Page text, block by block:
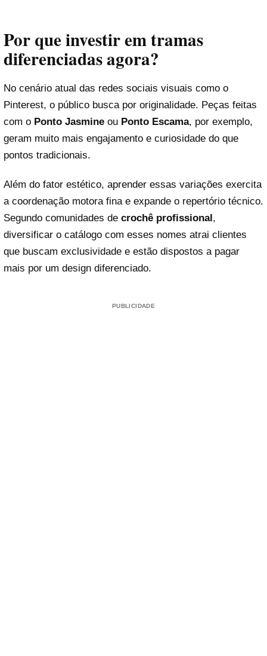
Por que investir em tramas
diferenciadas agora?
No cenário atual das redes sociais visuais como o
Pinterest, o público busca por originalidade. Peças feitas
com o Ponto Jasmine ou Ponto Escama, por exemplo,
geram muito mais engajamento e curiosidade do que
pontos tradicionais.
Além do fator estético, aprender essas variações exercita
a coordenação motora fina e expande o repertório técnico.
Segundo comunidades de crochê profissional ,
diversificar o catálogo com esses nomes atrai clientes
que buscam exclusividade e estão dispostos a pagar
mais por um design diferenciado.
PUBLICIDADE